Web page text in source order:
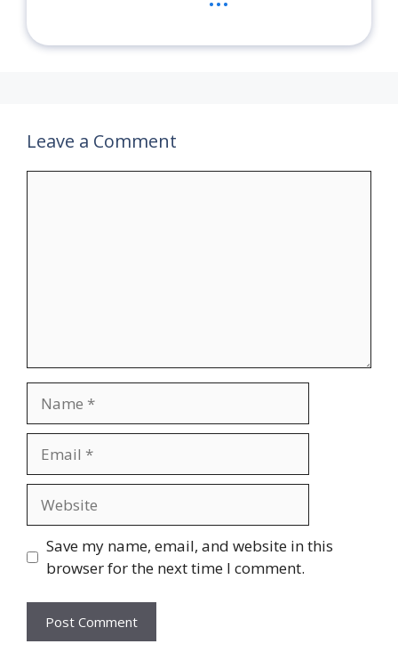
Leave a Comment
Save my name, email, and website in this
browser for the next time I comment.